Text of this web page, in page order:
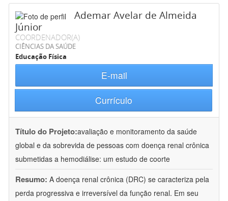
Ademar Avelar de Almeida
Júnior
COORDENADOR(A)
CIÊNCIAS DA SAÚDE
Educação Física
E-mail
Currículo
Título do Projeto:avaliação e monitoramento da saúde
global e da sobrevida de pessoas com doença renal crônica
submetidas a hemodiálise: um estudo de coorte
Resumo: A doença renal crônica (DRC) se caracteriza pela
perda progressiva e irreversível da função renal. Em seu